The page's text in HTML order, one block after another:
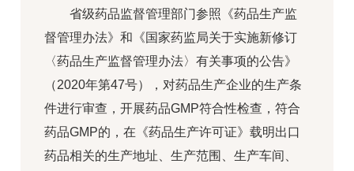
省级药品监督管理部门参照《药品生产监
督管理办法》和《国家药监局关于实施新修订
〈药品生产监督管理办法〉有关事项的公告》
（2020年第47号），对药品生产企业的生产条
件进行审查，开展药品GMP符合性检查，符合
药品GMP的，在《药品生产许可证》载明出口
药品相关的生产地址、生产范围、生产车间、